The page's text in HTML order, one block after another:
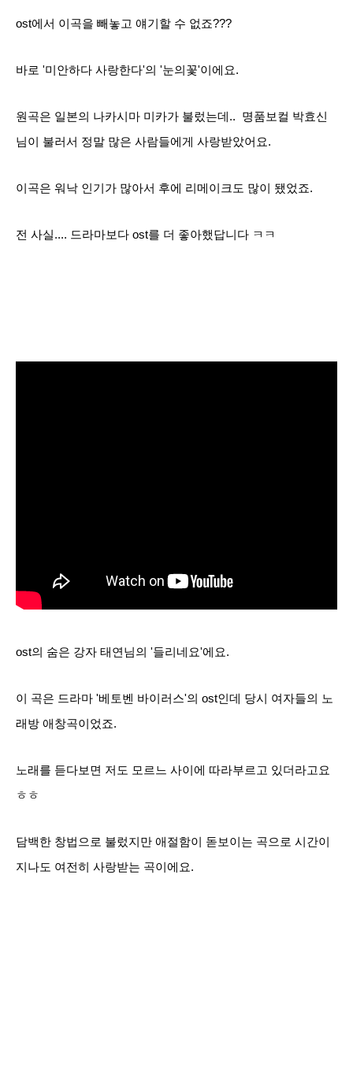
ost에서 이곡을 빼놓고 얘기할 수 없죠???
바로 '미안하다 사랑한다'의 '눈의꽃'이에요.
원곡은 일본의 나카시마 미카가 불렀는데.. 명품보컬 박효신
님이 불러서 정말 많은 사람들에게 사랑받았어요.
이곡은 워낙 인기가 많아서 후에 리메이크도 많이 됐었죠.
전 사실.... 드라마보다 ost를 더 좋아했답니다 ㅋㅋ
ost의 숨은 강자 태연님의 '들리네요'에요.
이 곡은 드라마 '베토벤 바이러스'의 ost인데 당시 여자들의 노
래방 애창곡이었죠.
노래를 듣다보면 저도 모르느 사이에 따라부르고 있더라고요
ㅎㅎ
담백한 창법으로 불렀지만 애절함이 돋보이는 곡으로 시간이
지나도 여전히 사랑받는 곡이에요.